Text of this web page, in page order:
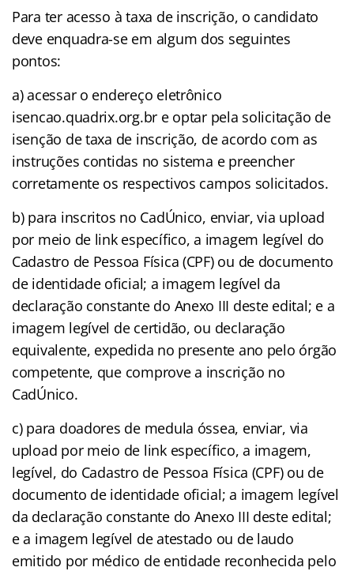
Para ter acesso à taxa de inscrição, o candidato
deve enquadra-se em algum dos seguintes
pontos:
a) acessar o endereço eletrônico
isencao.quadrix.org.br e optar pela solicitação de
isenção de taxa de inscrição, de acordo com as
instruções contidas no sistema e preencher
corretamente os respectivos campos solicitados.
b) para inscritos no CadÚnico, enviar, via upload
por meio de link específico, a imagem legível do
Cadastro de Pessoa Física (CPF) ou de documento
de identidade oficial; a imagem legível da
declaração constante do Anexo III deste edital; e a
imagem legível de certidão, ou declaração
equivalente, expedida no presente ano pelo órgão
competente, que comprove a inscrição no
CadÚnico.
c) para doadores de medula óssea, enviar, via
upload por meio de link específico, a imagem,
legível, do Cadastro de Pessoa Física (CPF) ou de
documento de identidade oficial; a imagem legível
da declaração constante do Anexo III deste edital;
e a imagem legível de atestado ou de laudo
emitido por médico de entidade reconhecida pelo